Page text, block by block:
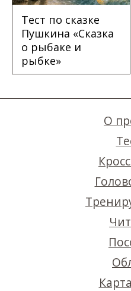
Тест по сказке
Пушкина «Сказка
о рыбаке и
рыбке»
О